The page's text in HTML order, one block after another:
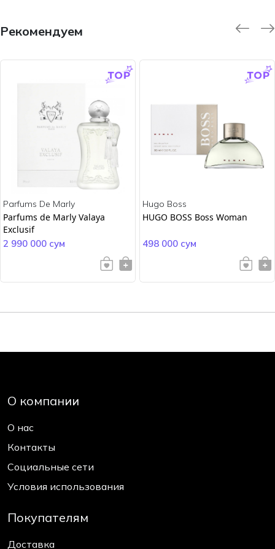
Рекомендуем
Parfums De Marly
Parfums de Marly Valaya
Exclusif
2 990 000 сум
Hugo Boss
HUGO BOSS Boss Woman
498 000 сум
О компании
О нас
Контакты
Социальные сети
Условия использования
Покупателям
Доставка